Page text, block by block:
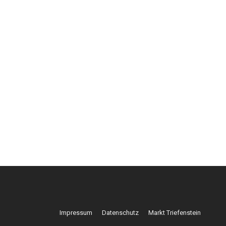
Impressum Datenschutz Markt Triefenstein